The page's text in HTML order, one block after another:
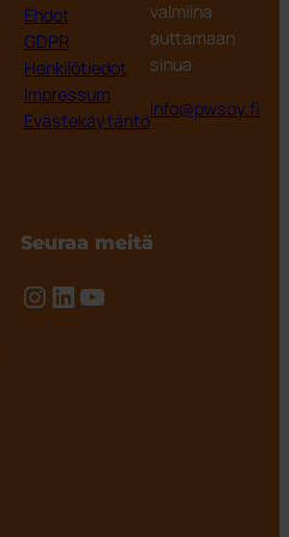
Ehdot
GDPR
Henkilötiedot
Impressum
Evästekäytäntö
valmiina
auttamaan
sinua
info@pwsoy.fi
Seuraa meitä
Instagram
LinkedIn
YouTube